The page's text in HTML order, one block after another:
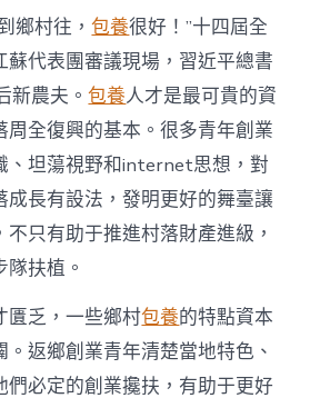
水
甜
心
寶
物
查
包
養
網
_
中
中
鄉村往，包養很好！”十四屆全
蘇代表團審議現場，習近平總書
新農夫。包養人才是最可貴的資
周全復興的基本。很多青年創業
、坦蕩視野和internet思想，對
成長有設法，發明更好的舞臺讓
只有助于推進村落財產進級，
扶植。
匱乏，一些鄉村包養的特點資本
返鄉創業青年清楚當地特色、
們必定的創業攙扶，有助于更好